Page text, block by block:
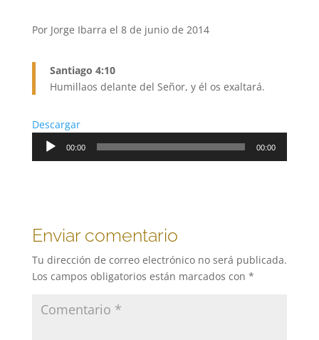
Por Jorge Ibarra el 8 de junio de 2014
Santiago 4:10
Humillaos delante del Señor, y él os exaltará.
Descargar
Reproductor
00:00 00:00
Enviar comentario
Tu dirección de correo electrónico no será publicada.
Los campos obligatorios están marcados con *